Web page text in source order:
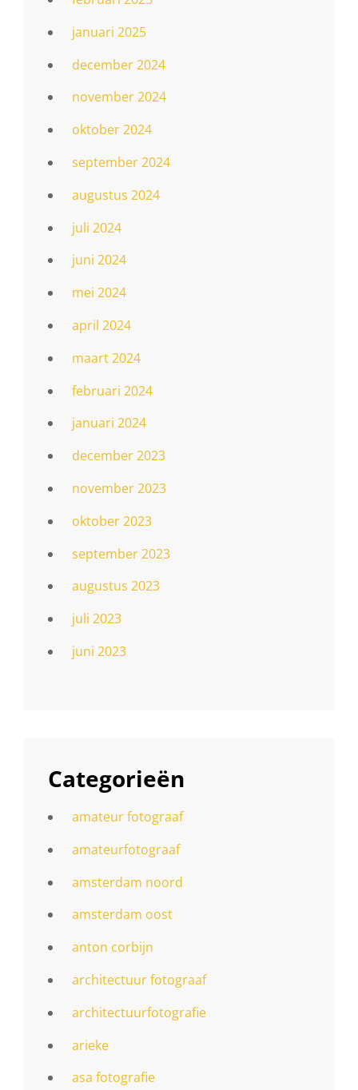
januari 2025
december 2024
november 2024
oktober 2024
september 2024
augustus 2024
juli 2024
juni 2024
mei 2024
april 2024
maart 2024
februari 2024
januari 2024
december 2023
november 2023
oktober 2023
september 2023
augustus 2023
juli 2023
juni 2023
Categorieën
amateur fotograaf
amateurfotograaf
amsterdam noord
amsterdam oost
anton corbijn
architectuur fotograaf
architectuurfotografie
arieke
asa fotografie